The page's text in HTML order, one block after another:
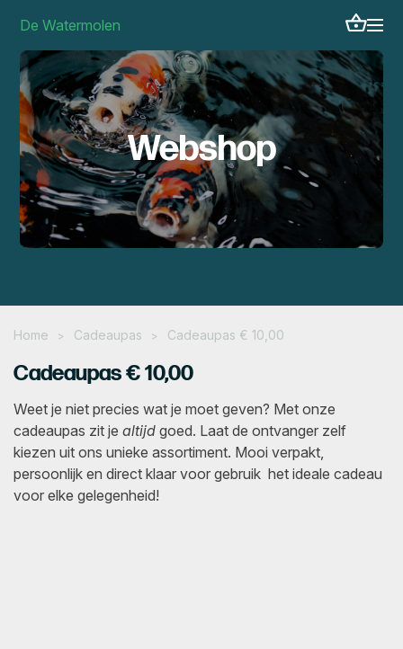
De Watermolen
Webshop
Home > Cadeaupas > Cadeaupas € 10,00
Cadeaupas € 10,00
Weet je niet precies wat je moet geven? Met onze
cadeaupas zit je altijd goed. Laat de ontvanger zelf
kiezen uit ons unieke assortiment. Mooi verpakt,
persoonlijk en direct klaar voor gebruik het ideale cadeau
voor elke gelegenheid!